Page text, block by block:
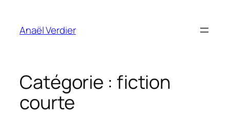
contenu
Anaël Verdier
Catégorie : fiction
courte